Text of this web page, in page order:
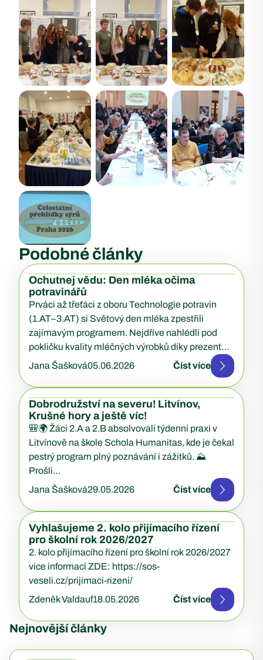
Podobné články
Ochutnej vědu: Den mléka očima
potravinářů
Prváci až třeťáci z oboru Technologie potravin
(1.AT–3.AT) si Světový den mléka zpestřili
zajímavým programem. Nejdříve nahlédli pod
pokličku kvality mléčných výrobků díky prezentaci
Ing….
Jana Šašková05.06.2026 Číst více
Dobrodružství na severu! Litvínov,
Krušné hory a ještě víc!
🎒🌍 Žáci 2.A a 2.B absolvovali týdenní praxi v
Litvínově na škole Schola Humanitas, kde je čekal
pestrý program plný poznávání i zážitků. ⛰️
Prošli…
Jana Šašková29.05.2026 Číst více
Vyhlašujeme 2. kolo přijímacího řízení
pro školní rok 2026/2027
2. kolo přijímacího řízení pro školní rok 2026/2027
vice informací ZDE: https://sos-
veseli.cz/prijimaci-rizeni/
Zdeněk Valdauf18.05.2026 Číst více
Nejnovější články